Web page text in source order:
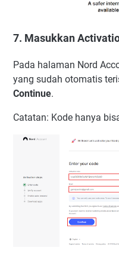
7. Masukkan
Pada halaman Nord
yang sudah otomatis
Continue.
Catatan: Kode hanya